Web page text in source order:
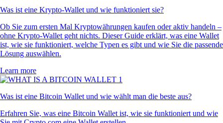
Was ist eine Krypto-Wallet und wie funktioniert sie?
Ob Sie zum ersten Mal Kryptowährungen kaufen oder aktiv handeln –
ohne Krypto-Wallet geht nichts. Dieser Guide erklärt, was eine Wallet
ist, wie sie funktioniert, welche Typen es gibt und wie Sie die passende
Lösung auswählen.
Learn more
Was ist eine Bitcoin Wallet und wie wählt man die beste aus?
Erfahren Sie, was eine Bitcoin Wallet ist, wie sie funktioniert und wie